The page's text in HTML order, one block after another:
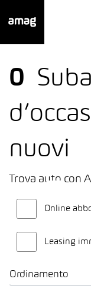
0
nuovi
Trova auto con
Online
Leasing
Ordinamento